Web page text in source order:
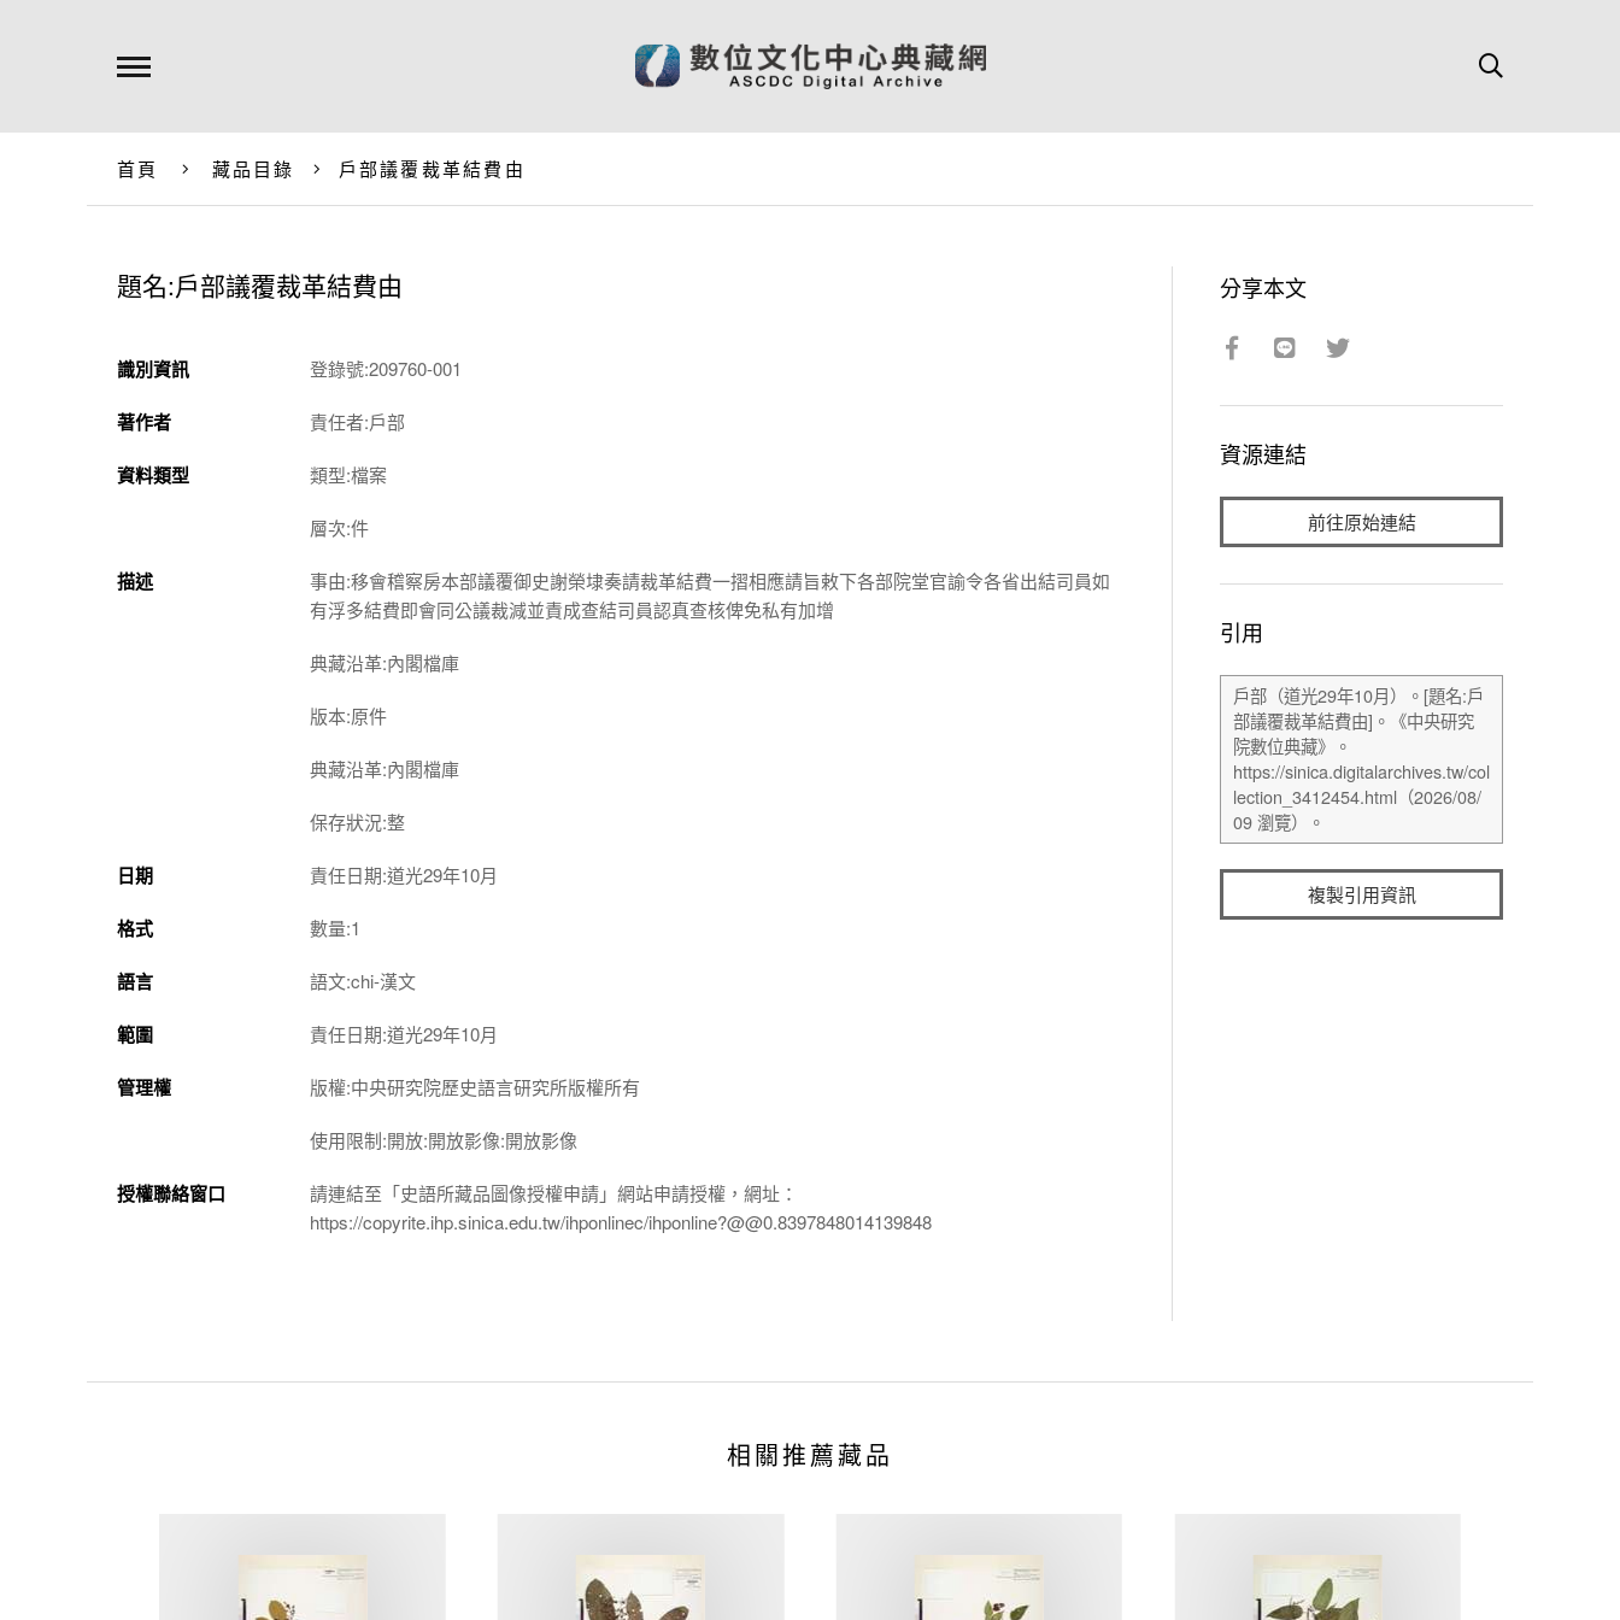
首頁 藏品目錄 戶部議覆裁革結費由
題名:戶部議覆裁革結費由
識別資訊 登錄號:209760-001
著作者 責任者:戶部
資料類型 類型:檔案
層次:件
描述
事由:移會稽察房本部議覆御史謝榮埭奏請裁革結費一摺相應請旨敕下各部院堂官諭令各省出結司員如
有浮多結費即會同公議裁減並責成查結司員認真查核俾免私有加增
典藏沿革:內閣檔庫
版本:原件
典藏沿革:內閣檔庫
保存狀況:整
日期 責任日期:道光29年10月
格式 數量:1
語言 語文:chi-漢文
範圍 責任日期:道光29年10月
管理權 版權:中央研究院歷史語言研究所版權所有
使用限制:開放:開放影像:開放影像
授權聯絡窗口
請連結至「史語所藏品圖像授權申請」網站申請授權，網址：
https://copyrite.ihp.sinica.edu.tw/ihponlinec/ihponline?@@0.8397848014139848
分享本文
資源連結
前往原始連結
引用
複製引用資訊
相關推薦藏品